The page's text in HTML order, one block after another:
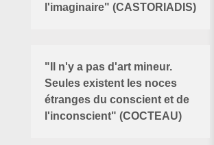
l'imaginaire" (CASTORIADIS)
"Il n'y a pas d'art mineur.
Seules existent les noces
étranges du conscient et de
l'inconscient" (COCTEAU)